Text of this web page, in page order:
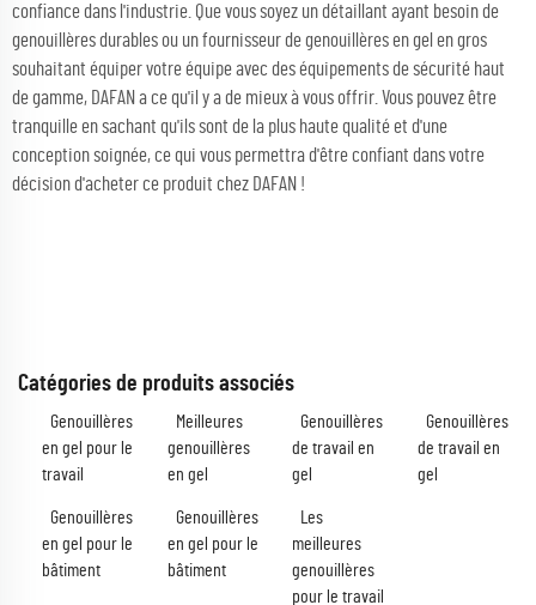
confiance dans l'industrie. Que vous soyez un détaillant ayant besoin de
genouillères durables ou un fournisseur de genouillères en gel en gros
souhaitant équiper votre équipe avec des équipements de sécurité haut
de gamme, DAFAN a ce qu'il y a de mieux à vous offrir. Vous pouvez être
tranquille en sachant qu'ils sont de la plus haute qualité et d'une
conception soignée, ce qui vous permettra d'être confiant dans votre
décision d'acheter ce produit chez DAFAN !
Catégories de produits associés
Genouillères
en gel pour le
travail
Meilleures
genouillères
en gel
Genouillères
de travail en
gel
Genouillères
de travail en
gel
Genouillères
en gel pour le
bâtiment
Genouillères
en gel pour le
bâtiment
Les
meilleures
genouillères
pour le travail